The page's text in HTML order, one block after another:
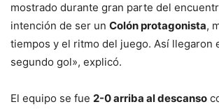
mostrado durante gran parte del
intención de ser un Colón protagonista,
tiempos y el ritmo del juego. Así llegaron
segundo gol», explicó.
El equipo se fue 2-0 arriba al descanso